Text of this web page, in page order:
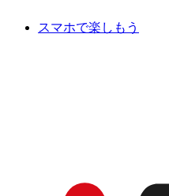
スマホで楽しもう